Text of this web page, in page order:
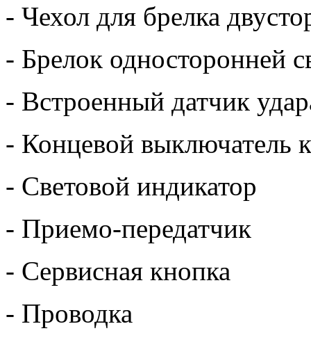
- Чехол для брелка
- Брелок односторонней
- Встроенный датчик
- Концевой выключатель
- Световой индикатор
- Приемо-передатчик
- Сервисная кнопка
- Проводка